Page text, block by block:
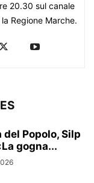
20.30 sul canale
Regione Marche.
Popolo, Silp
gogna...